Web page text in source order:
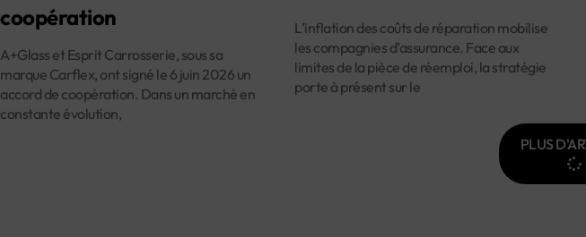
coopération
A+Glass et Esprit Carrosserie, sous sa
marque Carflex, ont signé le 6 juin 2026 un
accord de coopération. Dans un marché en
constante évolution,
L’inflation des coûts de réparation mobilise
les compagnies d’assurance. Face aux
limites de la pièce de réemploi, la stratégie
porte à présent sur le
PLUS